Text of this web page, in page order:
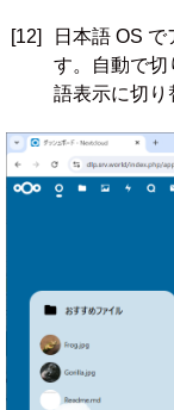
[12]
日本語 OS
す。自動で切
語表示に切り